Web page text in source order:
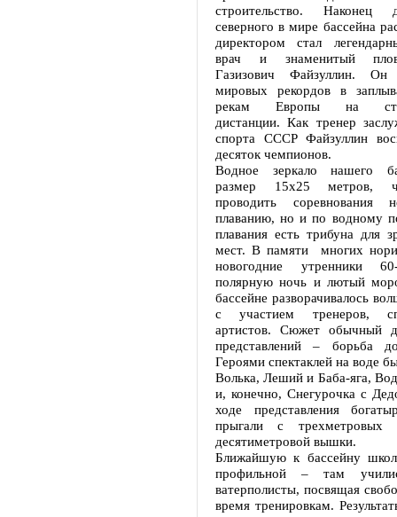
строительство. Наконец
северного в мире бассейна
директором стал
врач и знаменитый
Газизович Файзуллин.
мировых рекордов в
рекам Европы на
дистанции. Как тренер
спорта СССР Файзуллин
десяток чемпионов.
Водное зеркало нашего
размер 15х25 метров,
проводить
плаванию, но и по водному
плавания есть трибуна для
мест. В памяти многих
новогодние утренники
полярную ночь и лютый
бассейне разворачивалось
с участием тренеров,
артистов. Сюжет обычный
представлений – борьба
Героями спектаклей на воде
Волька, Леший и Баба-яга,
и, конечно, Снегурочка с
ходе представления
прыгали с трехметровых
десятиметровой вышки.
Ближайшую к бассейну
профильной – там
ватерполисты, посвящая
время тренировкам.